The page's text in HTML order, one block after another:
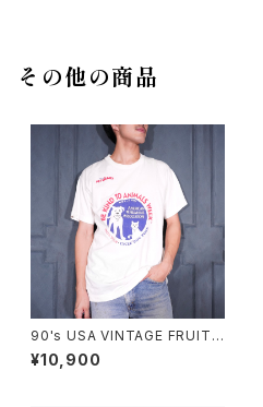
その他の商品
90's USA VINTAGE FRUIT
OF THE LOOM PETS MART
BE KIND TO ANIMALS WEE
¥10,900